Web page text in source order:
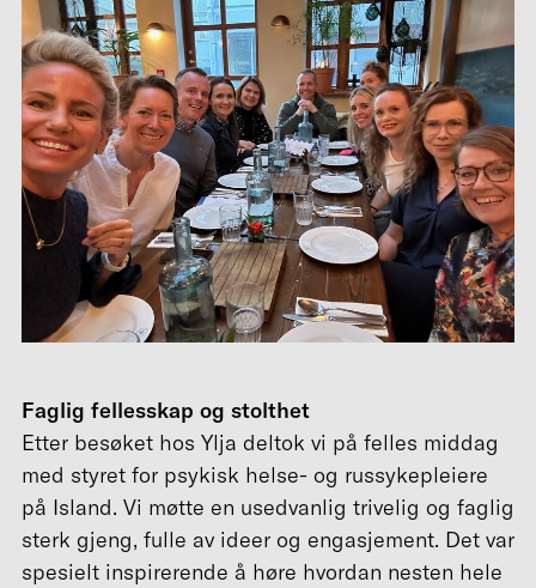
Faglig fellesskap og stolthet
Etter besøket hos Ylja deltok vi på felles middag
med styret for psykisk helse- og russykepleiere
på Island. Vi møtte en usedvanlig trivelig og faglig
sterk gjeng, fulle av ideer og engasjement. Det var
spesielt inspirerende å høre hvordan nesten hele